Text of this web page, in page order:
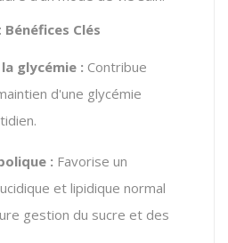
Clés
glycémie : Contribue
d'une glycémie
: Favorise un
et lipidique normal
gestion du sucre et des